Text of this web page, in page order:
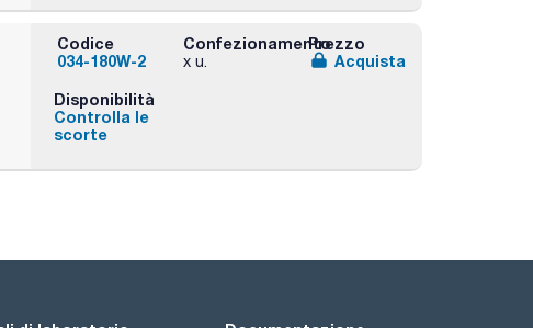
Codice
034-180W-2
Confezionamento
x u.
Prezzo
Acquista
Disponibilità
Controlla le
scorte